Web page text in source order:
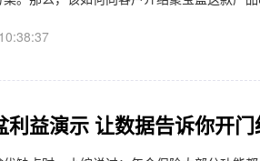
利益演示 让数据告诉你开